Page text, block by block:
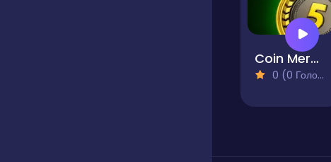
Coin Merge Machine
0 (0 Голосів)